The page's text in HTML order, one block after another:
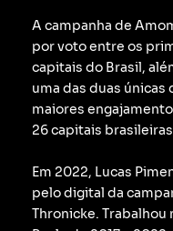
A campanha de
por voto entre os
capitais do Brasil,
uma das duas
maiores
26 capitais
Em 2022, Lucas
pelo digital da
Thronicke. Trabalhou